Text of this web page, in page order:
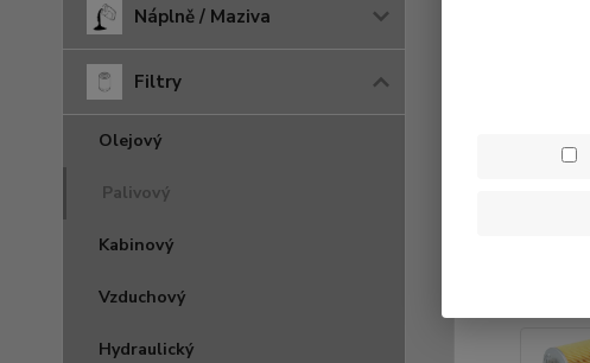
Náplně / Maziva
Filtry
Olejový
Palivový
Kabinový
Vzduchový
Hydraulický